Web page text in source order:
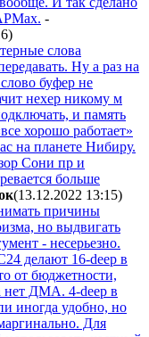
-
)
слова
Ну а раз на
буфер не
нехер никому м
и память
хорошо работает»
на планете Нибиру.
Сони пр и
больше
(13.12.2022 13:15)
причины
но выдвигать
- несерьезно.
делают 16-deep в
от бюджетности,
нет ДМА. 4-deep в
иногда удобно, но
Для